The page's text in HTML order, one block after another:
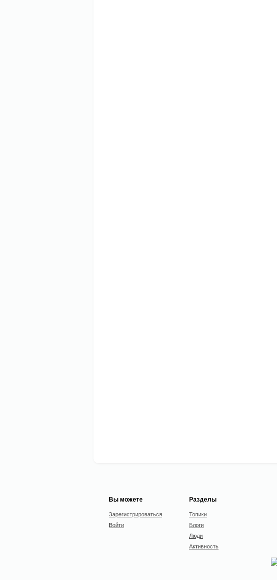
Вы можете
Зарегистрироваться
Войти
Разделы
Топики
Блоги
Люди
Активность